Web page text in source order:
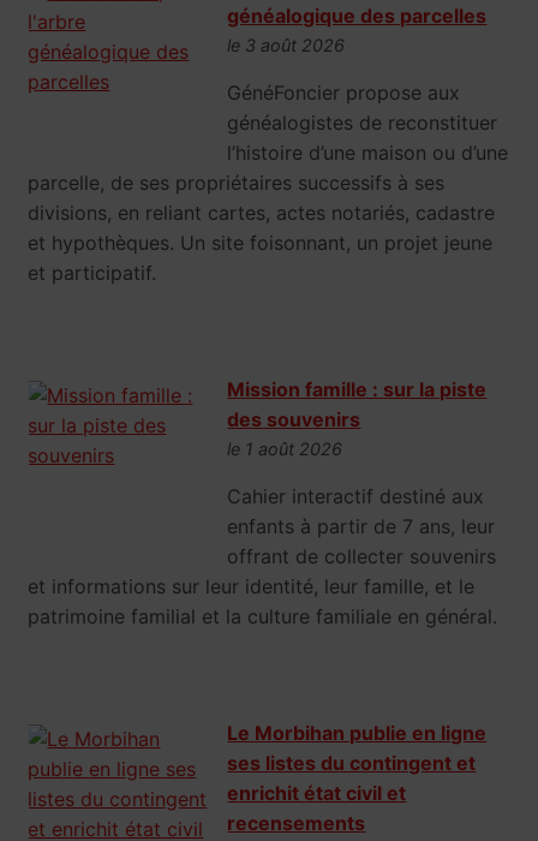
généalogique des parcelles
le 3 août 2026
GénéFoncier propose aux
généalogistes de reconstituer
l’histoire d’une maison ou d’une
parcelle, de ses propriétaires successifs à ses
divisions, en reliant cartes, actes notariés, cadastre
et hypothèques. Un site foisonnant, un projet jeune
et participatif.
Mission famille : sur la piste
des souvenirs
le 1 août 2026
Cahier interactif destiné aux
enfants à partir de 7 ans, leur
offrant de collecter souvenirs
et informations sur leur identité, leur famille, et le
patrimoine familial et la culture familiale en général.
Le Morbihan publie en ligne
ses listes du contingent et
enrichit état civil et
recensements